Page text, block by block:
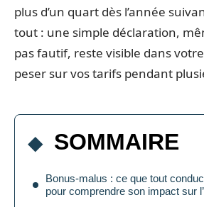
plus d’un quart dès l’année
tout : une simple déclaration,
pas fautif, reste visible dans
peser sur vos tarifs pendant
SOMMAIRE
Bonus-malus : ce que tout
pour comprendre son impact sur